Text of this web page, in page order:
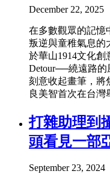
December 22, 2025
在多數觀眾的記憶
叛逆與童稚氣息的
於華山1914文化創
Detour──繞遠路
刻意收起畫筆，將
良美智首次在台灣
打雜助理到
頭看見一部
September 23, 2024